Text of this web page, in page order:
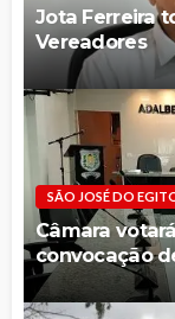
Jota Ferreira
Vereadores
SÃO JOSÉ DO
Câmara
convocação